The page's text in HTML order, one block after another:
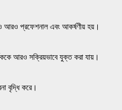
আরও প্রফেশনাল এবং আকর্ষণীয় হয়।
আরও সক্রিয়ভাবে যুক্ত করা যায়।
বৃদ্ধি করে।